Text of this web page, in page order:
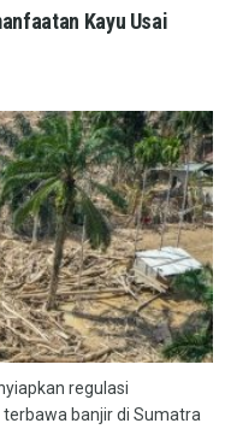
Kayu Usai
regulasi
banjir di Sumatra